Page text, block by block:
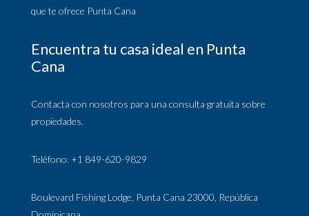
que te ofrece Punta Cana
Encuentra tu casa ideal en Punta
Cana
Contacta con nosotros para una consulta gratuita sobre
propiedades.
Teléfono: +1 849-620-9829
Boulevard Fishing Lodge, Punta Cana 23000, República